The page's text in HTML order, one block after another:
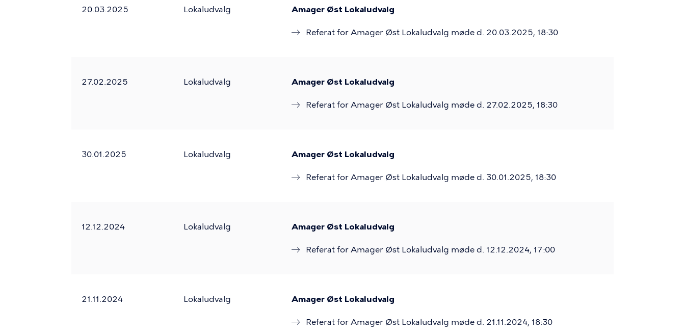
20.03.2025 Lokaludvalg Amager Øst Lokaludvalg
Referat for Amager Øst Lokaludvalg møde d. 20.03.2025, 18:30
27.02.2025 Lokaludvalg Amager Øst Lokaludvalg
Referat for Amager Øst Lokaludvalg møde d. 27.02.2025, 18:30
30.01.2025 Lokaludvalg Amager Øst Lokaludvalg
Referat for Amager Øst Lokaludvalg møde d. 30.01.2025, 18:30
12.12.2024 Lokaludvalg Amager Øst Lokaludvalg
Referat for Amager Øst Lokaludvalg møde d. 12.12.2024, 17:00
21.11.2024 Lokaludvalg Amager Øst Lokaludvalg
Referat for Amager Øst Lokaludvalg møde d. 21.11.2024, 18:30